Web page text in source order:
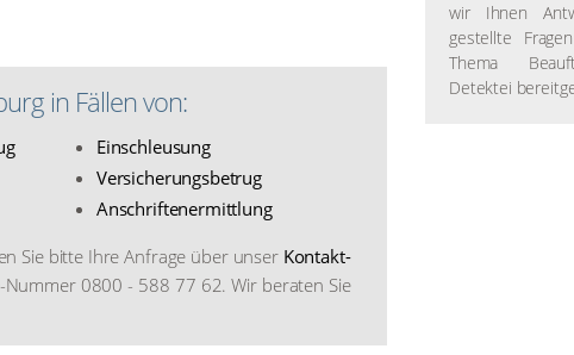
in Fäl­len von:
Ein­schleu­sung
Ver­si­che­rungs­be­trug
Anschrif­ten­er­mitt­lung
Sie bit­te Ihre Anfra­ge über unser Kon­takt­
0800 - 588 77 62. Wir bera­ten Sie
wir Ihnen
gestellte
Thema
Detektei